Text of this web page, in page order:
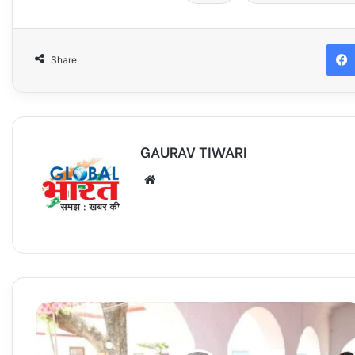
Share
GAURAV TIWARI
डीएम
एवं
एसपी